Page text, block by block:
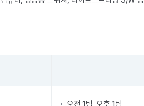
오전 1팀, 오후 1팀